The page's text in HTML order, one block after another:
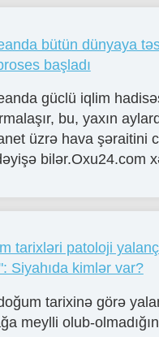
bütün dünyaya
başladı
güclü iqlim
bu, yaxın
üzrə hava şəraitini
bilər.Oxu24.com
tarixləri patoloji
Siyahıda kimlər var?
tarixinə görə
meylli olub-